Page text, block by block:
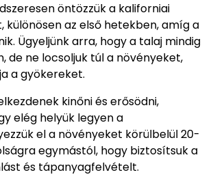
öntözzük a kaliforniai
különösen az első hetekben, amíg a
Ügyeljünk arra, hogy a talaj mindig
de ne locsoljuk túl a növényeket,
a gyökereket.
kinőni és erősödni,
elég helyük legyen a
el a növényeket körülbelül 20-
egymástól, hogy biztosítsuk a
és tápanyagfelvételt.